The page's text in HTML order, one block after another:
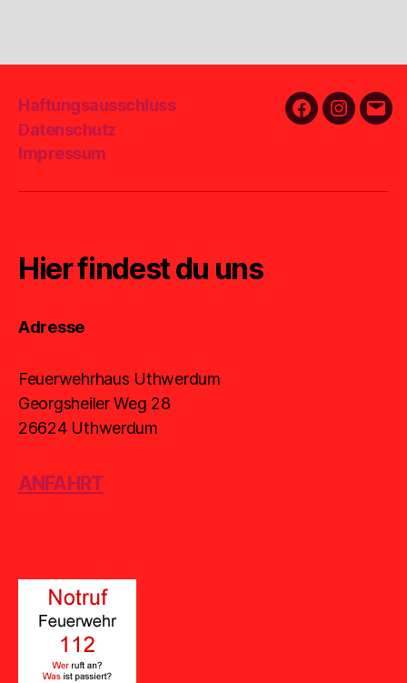
Haftungsausschluss
Datenschutz
Impressum
FacebookE-
Hier findest du uns
Adresse
Feuerwehrhaus Uthwerdum
Georgsheiler Weg 28
26624 Uthwerdum
ANFAHRT